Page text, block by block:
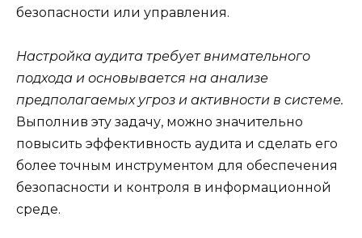
безопасности или управления.
Настройка аудита требует внимательного
подхода и основывается на анализе
предполагаемых угроз и активности в системе.
Выполнив эту задачу, можно значительно
повысить эффективность аудита и сделать его
более точным инструментом для обеспечения
безопасности и контроля в информационной
среде.